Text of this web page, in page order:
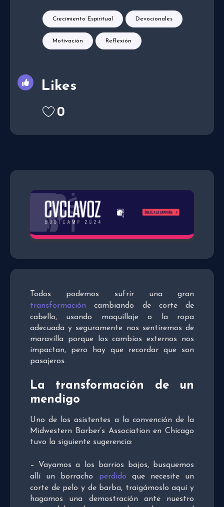
Todos podemos sufrir una gran
transformación cambiando de corte de
cabello, usando maquillaje o la ropa
adecuada y seguramente nos sentiremos de
maravilla porque los cambios externos nos
impactan, pero hay que recordar que son
pasajeros.
La transformación de un
mendigo
Uno de los asistentes a la convención de la
Midwestern Barber’s Association en Chicago
tuvo la siguiente sugerencia:
– Vayamos a los barrios bajos, busquemos
allí un borracho perdido que necesite un
corte de pelo y de barba, traigámoslo aquí y
hagamos una demostración ante nuestro
Crecimiento Espiritual Devocionales
Motivación Reflexión
Likes
0